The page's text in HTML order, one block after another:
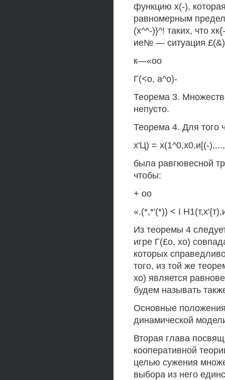
функцию х(-),
равномерным
(х^^-)}^! таких, что
ие№ — ситуация
к—«оо
Г(<о, а^о)-
Теорема 3.
непусто.
Теорема 4. Для того
х'Ц) = х(1^0,х0,и[(-
была равгювесной
чтобы:
+ оо
«.(*,*'(*)) < I
Из теоремы 4
игре Г(£о, хо)
которых
того, из той же
хо) является
будем называть
Основные
динамической
Вторая глава
кооперативной
целью сужения
выбора из него